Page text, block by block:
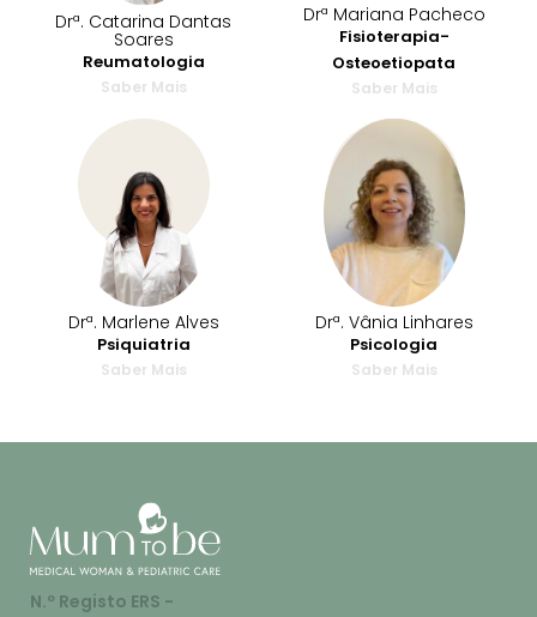
Drª. Catarina Dantas
Soares
Reumatologia
Saber Mais
Drª Mariana Pacheco
Fisioterapia-
Osteoetiopata
Saber Mais
Drª. Marlene Alves
Psiquiatria
Saber Mais
Drª. Vânia Linhares
Psicologia
Saber Mais
N.º Registo ERS -